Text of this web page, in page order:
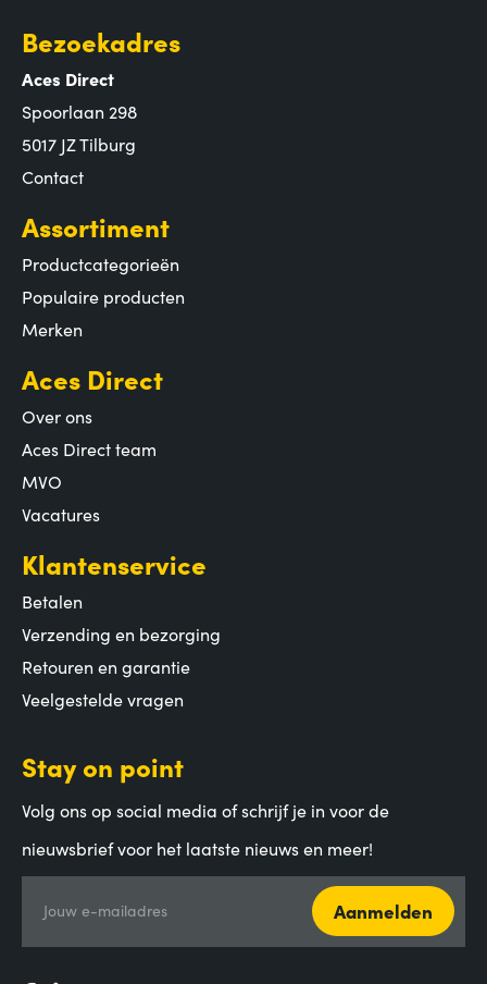
Bezoekadres
Aces Direct
Spoorlaan 298
5017 JZ Tilburg
Contact
Assortiment
Productcategorieën
Populaire producten
Merken
Aces Direct
Over ons
Aces Direct team
MVO
Vacatures
Klantenservice
Betalen
Verzending en bezorging
Retouren en garantie
Veelgestelde vragen
Stay on point
Volg ons op social media of schrijf je in voor de
nieuwsbrief voor het laatste nieuws en meer!
Jouw e-mailadres Aanmelden